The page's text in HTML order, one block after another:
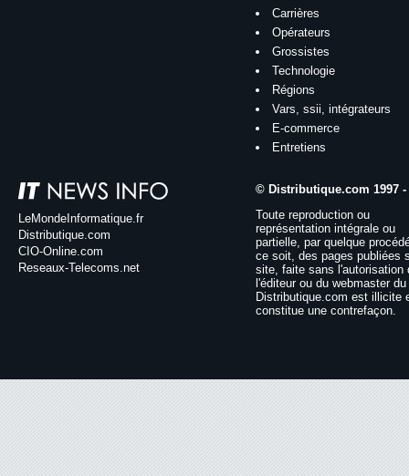
Carrières
Opérateurs
Grossistes
Technologie
Régions
Vars, ssii, intégrateurs
E-commerce
Entretiens
LeMondeInformatique.fr
Distributique.com
CIO-Online.com
Reseaux-Telecoms.net
© Distributique.com 1997 -
Toute reproduction ou
représentation intégrale ou
partielle, par quelque
ce soit, des pages publiées
site, faite sans l'autorisation
l'éditeur ou du webmaster
Distributique.com est illicite
constitue une contrefaçon.